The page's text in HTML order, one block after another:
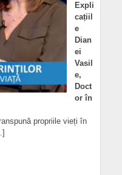
Expli
cațiil
e
Dian
ei
Vasil
e,
Doct
or în
propriile vieți în